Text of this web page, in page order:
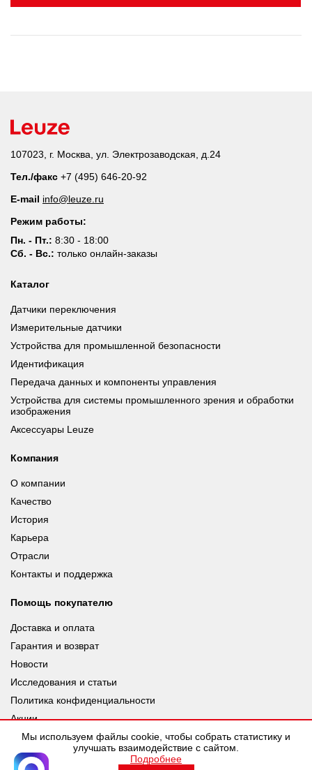
107023, г. Москва, ул. Электрозаводская, д.24
Тел./факс +7 (495) 646-20-92
E-mail info@leuze.ru
Режим работы:
Пн. - Пт.: 8:30 - 18:00
Сб. - Вс.: только онлайн-заказы
Каталог
Датчики переключения
Измерительные датчики
Устройства для промышленной безопасности
Идентификация
Передача данных и компоненты управления
Устройства для системы промышленного зрения и обработки
изображения
Аксессуары Leuze
Компания
О компании
Качество
История
Карьера
Отрасли
Контакты и поддержка
Помощь покупателю
Доставка и оплата
Гарантия и возврат
Новости
Исследования и статьи
Политика конфиденциальности
Акции
Мы используем файлы cookie, чтобы собрать статистику и
улучшать взаимодействие с сайтом.
Подробнее